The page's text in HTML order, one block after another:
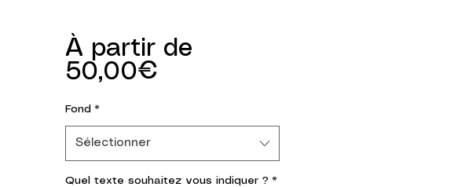
À partir de
50,00€Prix promotionnel
Fond *
Sélectionner
Quel texte souhaitez vous indiquer ? *